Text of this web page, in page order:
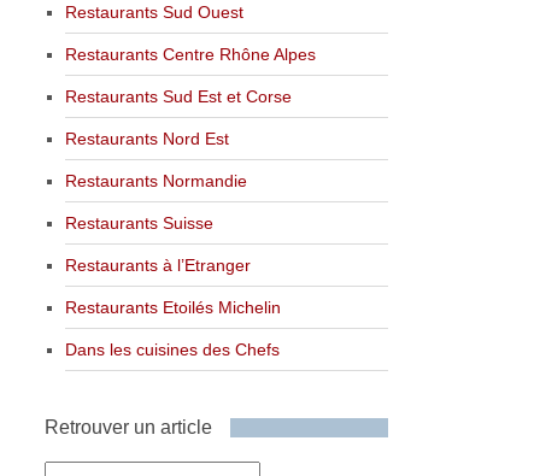
Restaurants Sud Ouest
Restaurants Centre Rhône Alpes
Restaurants Sud Est et Corse
Restaurants Nord Est
Restaurants Normandie
Restaurants Suisse
Restaurants à l’Etranger
Restaurants Etoilés Michelin
Dans les cuisines des Chefs
Retrouver un article